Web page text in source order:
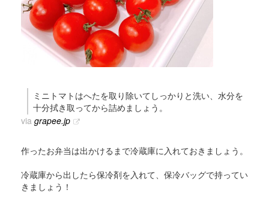
ミニトマトはへたを取り除いてしっかりと洗い、水分を
十分拭き取ってから詰めましょう。
via grapee.jp
作ったお弁当は出かけるまで冷蔵庫に入れておきましょう。
冷蔵庫から出したら保冷剤を入れて、保冷バッグで持ってい
きましょう！